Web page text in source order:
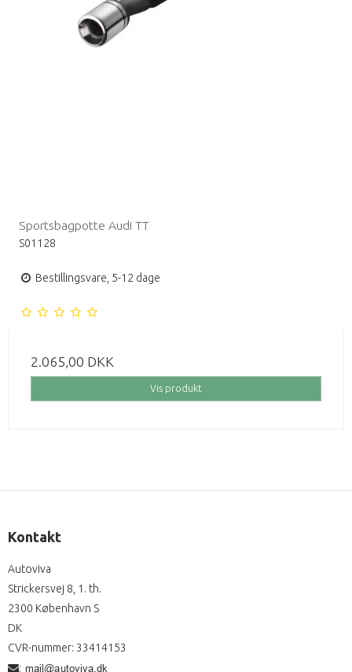
Sportsbagpotte Audi TT
S01128
Bestillingsvare, 5-12 dage
2.065,00 DKK
Vis produkt
Kontakt
Autoviva
Strickersvej 8, 1. th.
2300 København S
DK
CVR-nummer: 33414153
: